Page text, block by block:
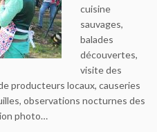
cuisine
sauvages,
balades
découvertes,
visite des
producteurs locaux, causeries
observations nocturnes des
photo…